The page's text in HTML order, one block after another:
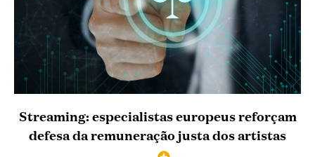
Streaming: especialistas europeus reforçam
defesa da remuneração justa dos artistas